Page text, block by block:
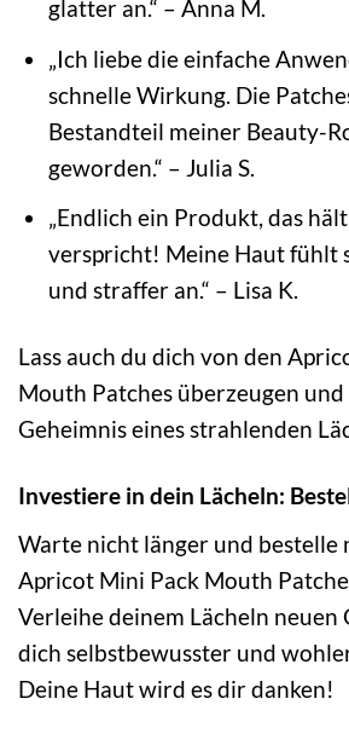
glatter an.“ – Anna M.
„Ich liebe die einfache
schnelle Wirkung. Die
Bestandteil meiner Beauty-
geworden.“ – Julia S.
„Endlich ein Produkt, das
verspricht! Meine Haut fühlt
und straffer an.“ – Lisa K.
Lass auch du dich von den
Mouth Patches überzeugen und
Geheimnis eines strahlenden
Investiere in dein Lächeln:
Warte nicht länger und bestelle
Apricot Mini Pack Mouth
Verleihe deinem Lächeln neuen
dich selbstbewusster und
Deine Haut wird es dir danken!